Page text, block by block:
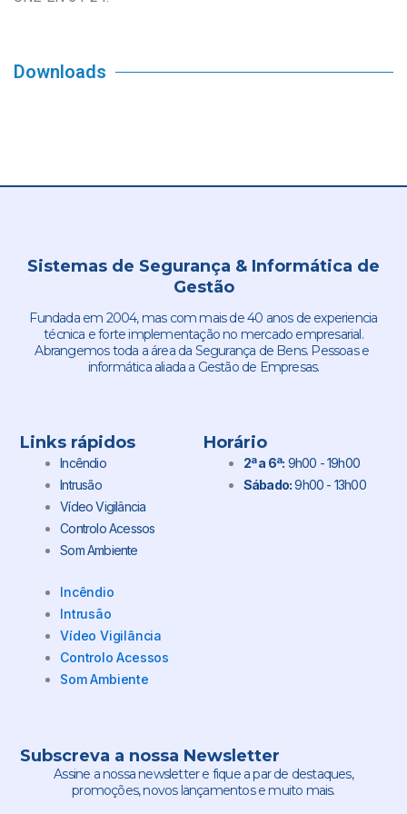
Downloads
Sistemas de Segurança & Informática de
Gestão
Fundada em 2004, mas com mais de 40 anos de experiencia
técnica e forte implementação no mercado empresarial.
Abrangemos toda a área da Segurança de Bens. Pessoas e
informática aliada a Gestão de Empresas.
Links rápidos
Incêndio
Intrusão
Vídeo Vigilância
Controlo Acessos
Som Ambiente
Incêndio
Intrusão
Vídeo Vigilância
Controlo Acessos
Som Ambiente
Horário
2ª a 6ª: 9h00 - 19h00
Sábado:9h00 - 13h00
Subscreva a nossa Newsletter
Assine a nossa newsletter e fique a par de destaques,
promoções, novos lançamentos e muito mais.